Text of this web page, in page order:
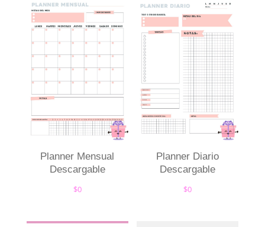
Planner Mensual
Descargable
$0
Planner Diario
Descargable
$0